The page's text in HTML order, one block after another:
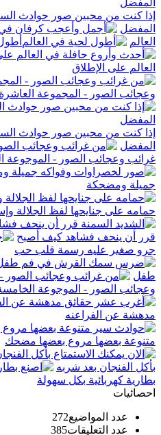
إذا كنت من محبين صور حوادث
المفضل
العالم
العالم على الإطلاق
وعجائب الصور - المجموعة العاشرة
إذا كنت من محبين صور حوادث
المفضل
غرائب وعجائب الصور - الموجوعة
جميلة ومضحكة
حمامه على جنايحها لفظ الجلالة
قرر أن ينحف فشاهد كيف أصبح
جرو صغير عليه رسمة قلب حب
طفل
وعجائب الصور - الموجوعة
مدهشة عن الفراعنه
متنوعة بعضها مروع بعضها مضحك
بأكل الفنجان بعد شربه
بطارية كهربائية بكل سهولة
احصائيات
عدد المواضيع272
عدد التعليقات385